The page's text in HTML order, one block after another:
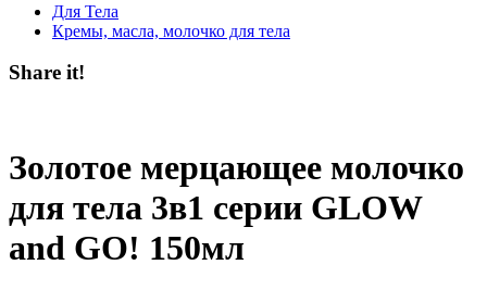
Для Тела
Кремы, масла, молочко для тела
Share it!
Золотое мерцающее молочко
для тела 3в1 серии GLOW
and GO! 150мл